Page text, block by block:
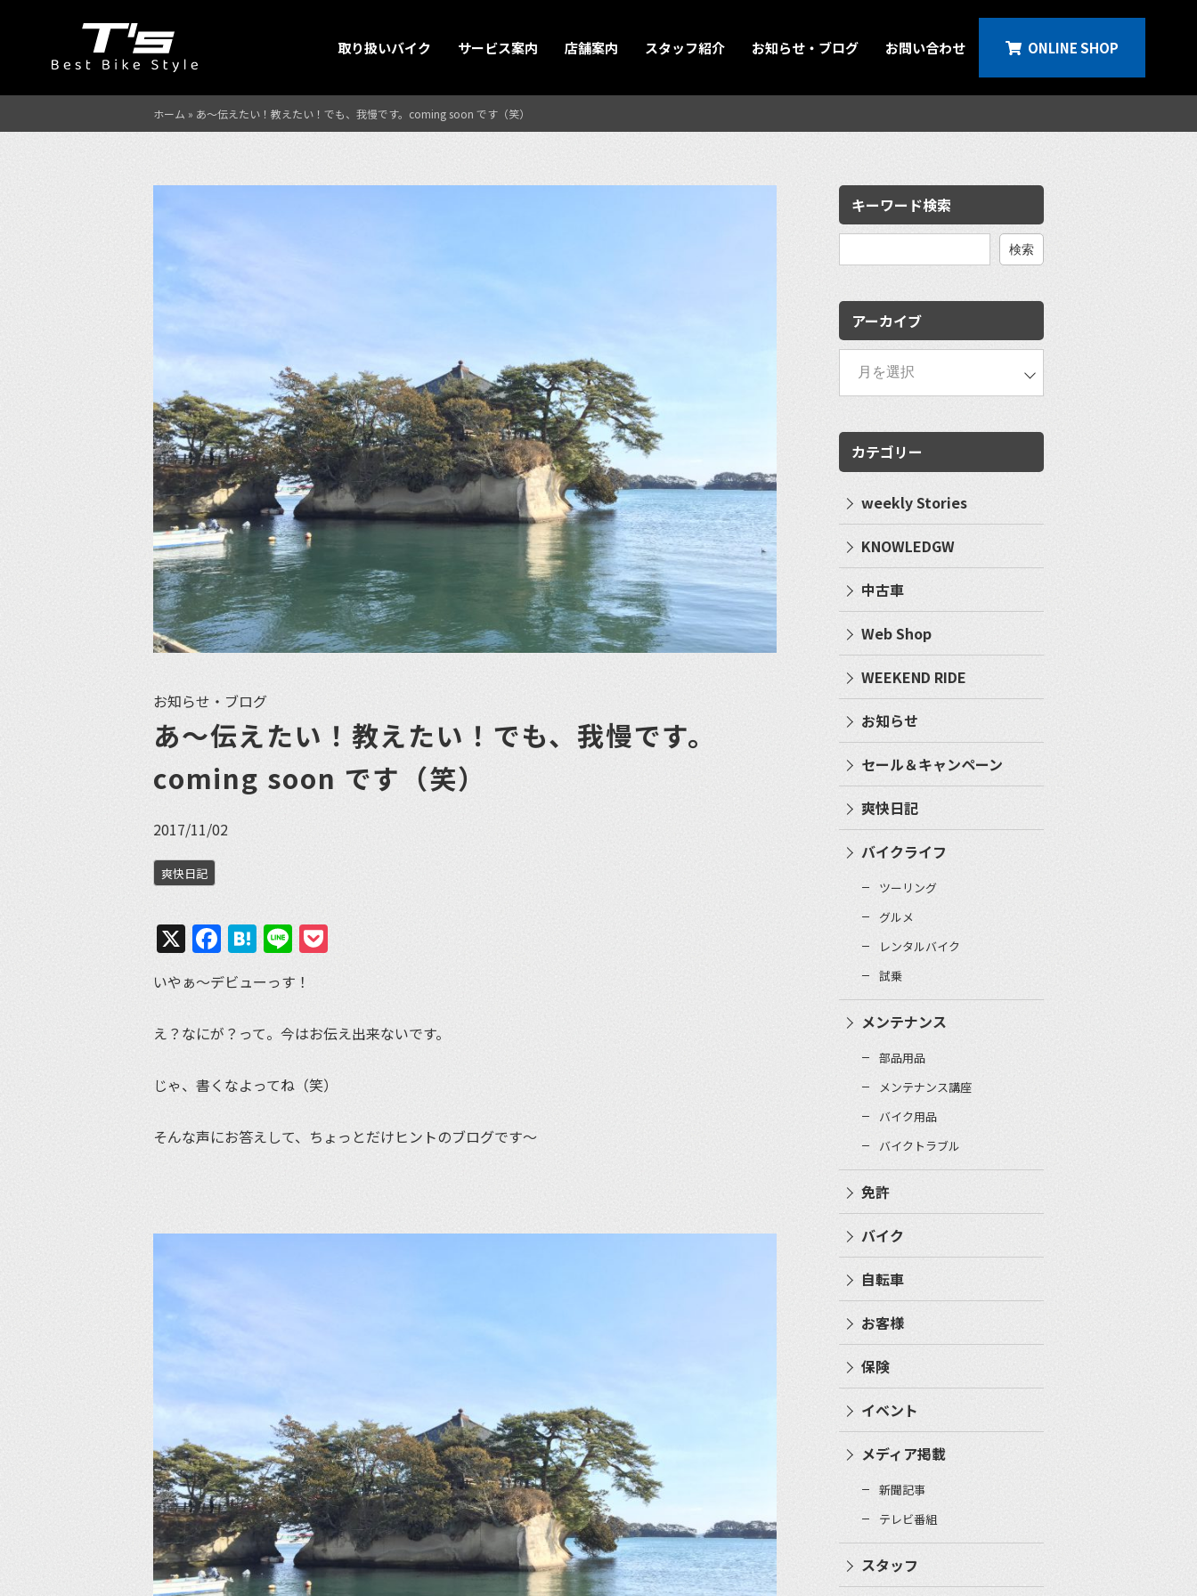
取り扱いバイク サービス案内 店舗案内 スタッフ紹介 お知らせ・ブログ お問い合わせ ONLINE SHOP
ホーム » あ〜伝えたい！教えたい！でも、我慢です。coming soon です（笑）
お知らせ・ブログ
あ〜伝えたい！教えたい！でも、我慢です。
coming soon です（笑）
2017/11/02
爽快日記
X Facebook
Hatena
Line
いやぁ〜デビューっす！
え？なにが？って。今はお伝え出来ないです。
じゃ、書くなよってね（笑）
そんな声にお答えして、ちょっとだけヒントのブログです〜
キーワード検索
検
アーカイブ
カテゴリー
weekly Stories
KNOWLEDGW
中古車
Web Shop
WEEKEND RIDE
お知らせ
セール＆キャンペーン
爽快日記
バイクライフ
ツーリング
グルメ
レンタルバイク
試乗
メンテナンス
部品用品
メンテナンス講座
バイク用品
バイクトラブル
免許
バイク
自転車
お客様
保険
イベント
メディア掲載
新聞記事
テレビ番組
スタッフ